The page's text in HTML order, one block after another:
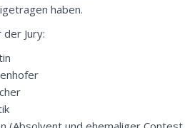
haben.
Jury: